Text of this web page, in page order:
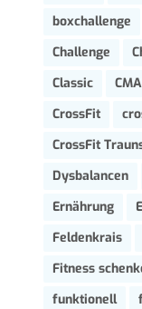
boxchallenge
Challenge
Classic
CrossFit
CrossFit
Dysbalancen
Ernährung
Feldenkrais
Fitness
funktionell